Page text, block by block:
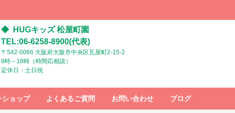
HUGキッズ 松屋町園
TEL:06-6258-8900(代表)
〒542-0066 大阪府大阪市中央区瓦屋町2-15-2
9時～18時（時間応相談）
定休日：土日祝
ショップ よくあるご質問 お問い合わせ ブログ